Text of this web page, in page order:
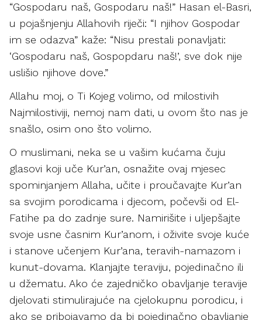
“Gospodaru naš, Gospodaru naš!” Hasan el-Basri,
u pojašnjenju Allahovih riječi: “I njihov Gospodar
im se odazva” kaže: “Nisu prestali ponavljati:
‘Gospodaru naš, Gospopdaru naš!’, sve dok nije
uslišio njihove dove.”
Allahu moj, o Ti Kojeg volimo, od milostivih
Najmilostiviji, nemoj nam dati, u ovom što nas je
snašlo, osim ono što volimo.
O muslimani, neka se u vašim kućama čuju
glasovi koji uče Kur’an, osnažite ovaj mjesec
spominjanjem Allaha, učite i proučavajte Kur’an
sa svojim porodicama i djecom, počevši od El-
Fatihe pa do zadnje sure. Namirišite i uljepšajte
svoje usne časnim Kur’anom, i oživite svoje kuće
i stanove učenjem Kur’ana, teravih-namazom i
kunut-dovama. Klanjajte teraviju, pojedinačno ili
u džematu. Ako će zajedničko obavljanje teravije
djelovati stimulirajuće na cjelokupnu porodicu, i
ako se pribojavamo da bi pojedinačno obavljanje